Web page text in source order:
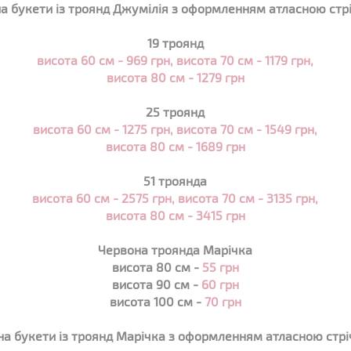
букети із троянд Джумілія з оформленням атласною
19 троянд
висота 60 см - 969 грн, висота 70 см -1179 грн,
висота 80 см - 1279 грн
25 троянд
висота 60 см - 1275 грн, висота 70 см - 1549 грн,
висота 80 см - 1689 грн
51 троянда
висота 60 см - 2575 грн, висота 70 см - 3135 грн,
висота 80 см - 3415 грн
Червона троянда Марічка
висота 80 см - 55 грн
висота 90 см - 60 грн
висота 100 см - 70 грн
букети із троянд Марічка з оформленням атласною